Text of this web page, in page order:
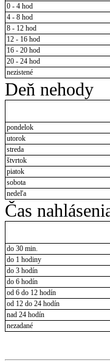
0 - 4 hod
4 - 8 hod
8 - 12 hod
12 - 16 hod
16 - 20 hod
20 - 24 hod
nezistené
Deň nehody
pondelok
utorok
streda
štvrtok
piatok
sobota
nedeľa
Čas
do 30 min.
do 1 hodiny
do 3 hodín
do 6 hodín
od 6 do 12 hodín
od 12 do 24 hodín
nad 24 hodín
nezadané